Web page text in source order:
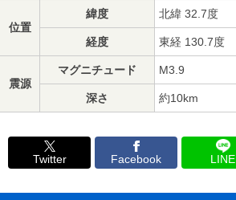
位置
緯度 北緯 32.7度
経度 東経 130.7度
震源
マグニチュード M3.9
深さ 約10km
Twitter Facebook LINE